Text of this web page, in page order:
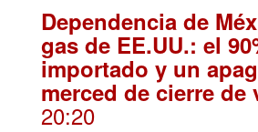
Dependencia de
gas de EE.UU.: el
importado y un
merced de cierre de
20:20